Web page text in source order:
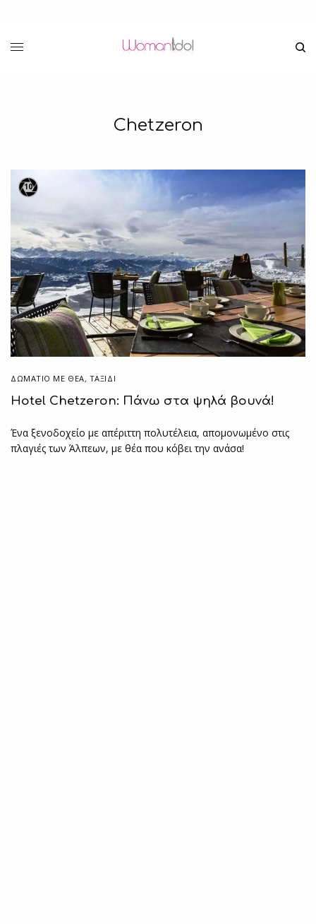
Chetzeron
10
ΔΩΜΆΤΙΟ ΜΕ ΘΈΑ, ΤΑΞΙΔΙ
Hotel Chetzeron: Πάνω στα ψηλά βουνά!
Ένα ξενοδοχείο με απέριττη πολυτέλεια, απομονωμένο στις
πλαγιές των Άλπεων, με θέα που κόβει την ανάσα!